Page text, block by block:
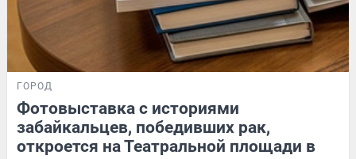
ГОРОД
Фотовыставка с историями
забайкальцев, победивших рак,
откроется на Театральной площади в